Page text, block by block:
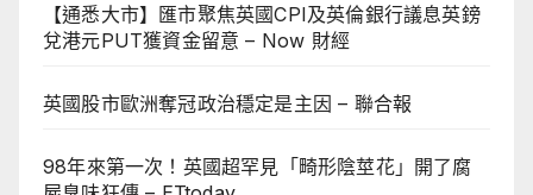
【通悉大市】匯市聚焦英國CPI及英倫銀行議息英鎊
兌港元PUT獲資金留意 – Now 財經
英國股市歐洲奪冠政治穩定是主因 – 聯合報
98年來第一次！英國超罕見「畸形陰莖花」開了腐